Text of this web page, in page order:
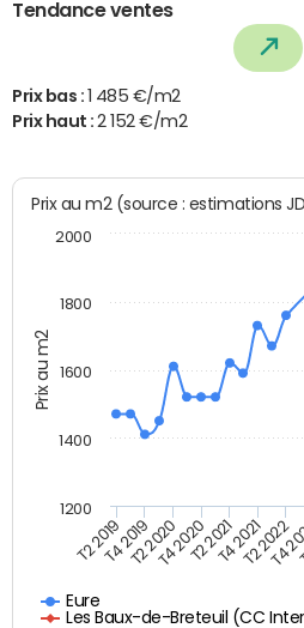
Tendance ventes
Prix bas : 1 485 €/m2
Prix haut :2 152 €/m2
Prix au m2
Prix au m2 (source : estimations
Eure
Les Baux-de-Breteuil (CC
T2 2019T4 2019T2 2020T4 2020T2 2021T4 2021T2 2022
T4
1200
1400
1600
1800
2000